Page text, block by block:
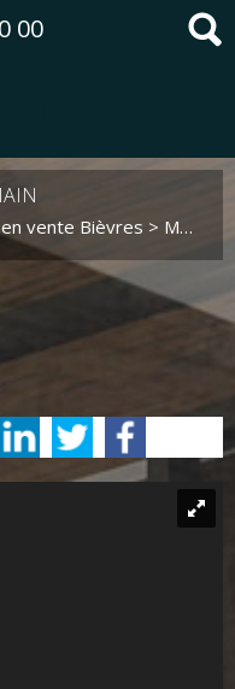
00
vente Bièvres > Maison en vente Bièvres